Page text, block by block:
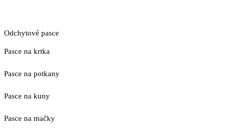
Odchytové pasce
Pasce na krtka
Pasce na potkany
Pasce na kuny
Pasce na mačky